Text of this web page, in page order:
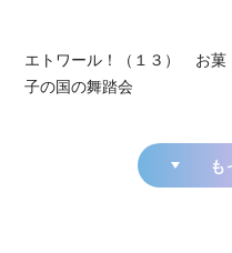
エトワール！（１３） お菓
子の国の舞踏会
も